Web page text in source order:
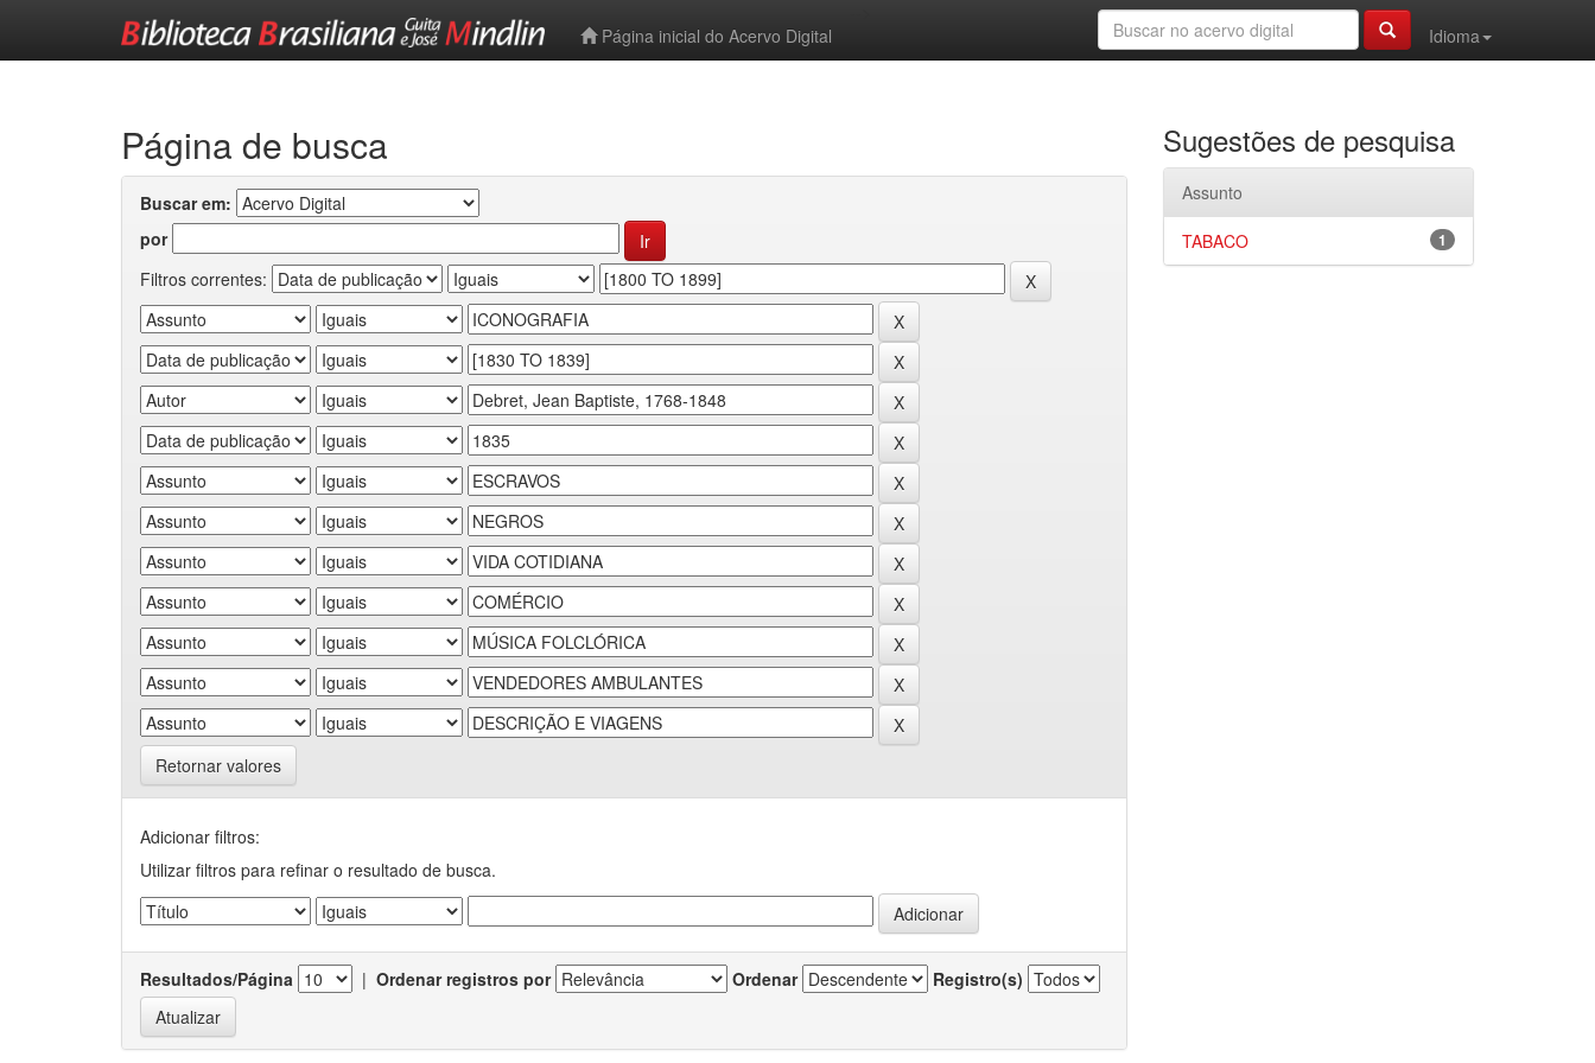
Página inicial do Acervo Digital
Idioma
Página de busca
Buscar em:
por
Filtros correntes:
Retornar valores
Adicionar filtros:
Utilizar filtros para refinar o resultado de busca.
Resultados/Página | Ordenar registros por Ordenar Registro(s)
Sugestões de pesquisa
Assunto
1
TABACO